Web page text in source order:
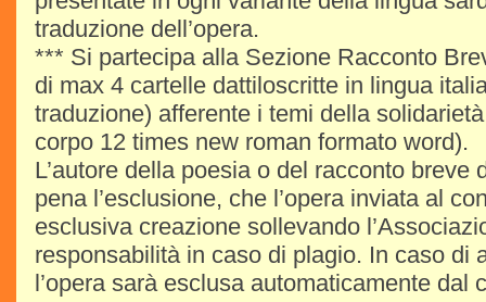
traduzione dell’opera.
*** Si partecipa alla Sezione Racconto
di max 4 cartelle dattiloscritte in lingua
traduzione) afferente i temi della
corpo 12 times new roman formato word).
L’autore della poesia o del racconto breve
pena l’esclusione, che l’opera inviata al
esclusiva creazione sollevando
responsabilità in caso di plagio. In caso di
l’opera sarà esclusa automaticamente dal